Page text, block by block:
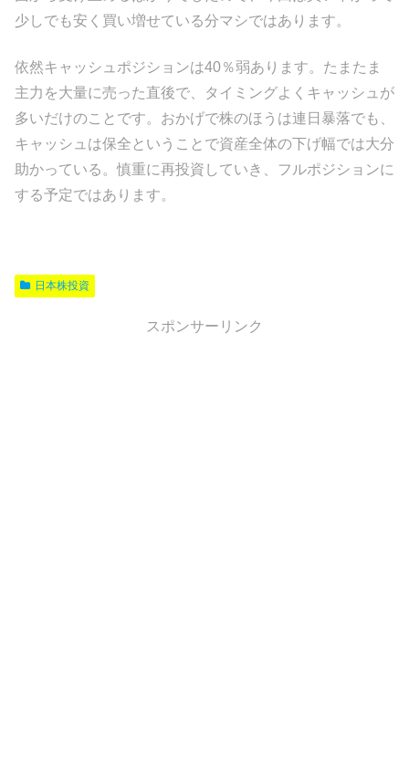
少しでも安く買い増せている分マシではあります。
依然キャッシュポジションは40％弱あります。たまたま
主力を大量に売った直後で、タイミングよくキャッシュが
多いだけのことです。おかげで株のほうは連日暴落でも、
キャッシュは保全ということで資産全体の下げ幅では大分
助かっている。慎重に再投資していき、フルポジションに
する予定ではあります。
日本株投資
スポンサーリンク